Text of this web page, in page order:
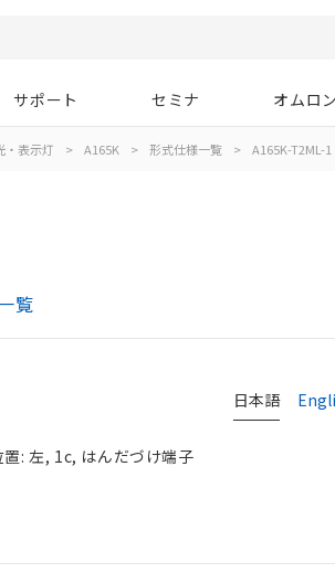
サポート セミナ オムロ
・表示灯 > A165K > 形式仕様一覧 > A165K-T2ML-1
覧
日本語
: 左, 1c, はんだづけ端子